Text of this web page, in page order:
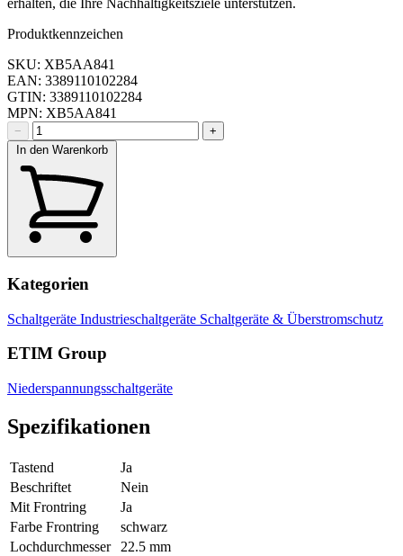
erhalten, die Ihre Nachhaltigkeitsziele unterstützen.
Produktkennzeichen
SKU: XB5AA841
EAN: 3389110102284
GTIN: 3389110102284
MPN: XB5AA841
−
+
In den Warenkorb
Kategorien
Schaltgeräte Industrieschaltgeräte Schaltgeräte & Überstromschutz
ETIM Group
Niederspannungsschaltgeräte
Spezifikationen
Tastend
Ja
Beschriftet
Nein
Mit Frontring
Ja
Farbe Frontring
schwarz
Lochdurchmesser
22.5 mm